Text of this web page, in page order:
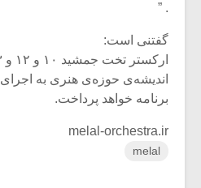
. ”
گفتنی است:
اندیشه‌ی حوزه‌ی هنری به اجرای
برنامه خواهد پرداخت.
melal-orchestra.ir
melal